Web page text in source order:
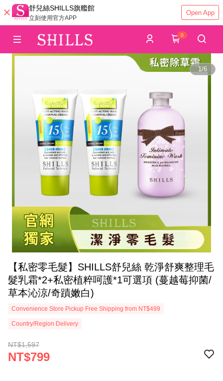
舒兒絲SHILLS旗艦館
立刻使用官方APP
Open App
0
1/6
【私密零毛髮】SHILLS舒兒絲 乾淨舒爽整理毛
髮乳霜*2+私密植粹呵護*1可選項 (蔓越莓抑菌/
草本沁涼/奇蹟嫩白)
Convenience Store Pickup Free Shipping from NT$499
Country/Region Delivery
NT$1,597
NT$799